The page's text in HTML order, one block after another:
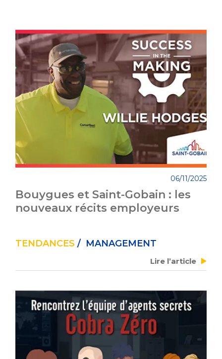
Bouygues et Saint-Gobain : les
nouveaux récits employeurs
06/11/2025
TENDANCES / MANAGEMENT
Lire l’article